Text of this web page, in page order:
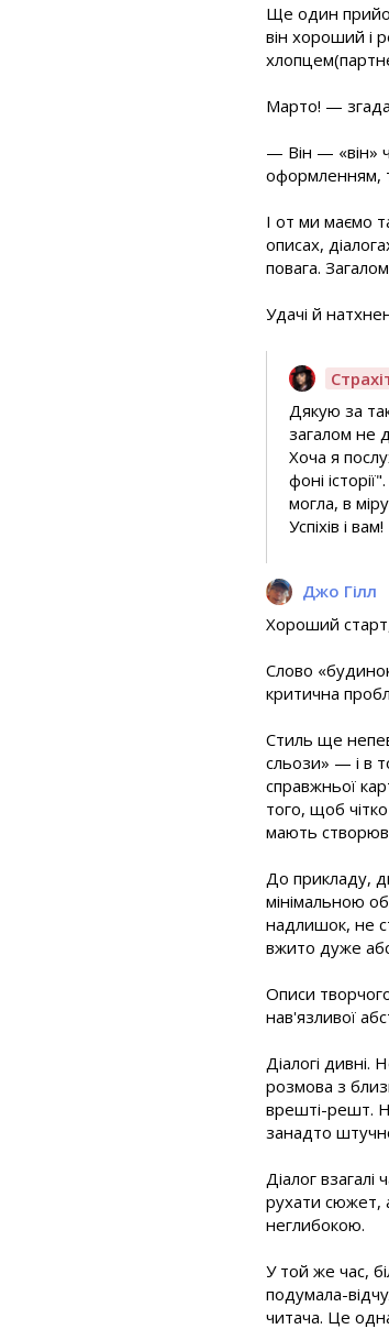
Ще один
він хороший і
Марто! —
— Він — «він»
оформленням,
І от ми маємо
описах,
повага.
Удачі й
Дякую за
загалом не
Хоча я
фоні
могла, в
Успіхів і вам!
Джо Гілл
Хороший старт,
Слово
критична
Стиль ще
сльози» — і в
справжньої
того, щоб
мають
До прикладу,
мінімальною
надлишок, не
вжито дуже
Описи
нав'язливої
Діалогі
розмова з
врешті-решт.
занадто
Діалог
рухати сюжет,
неглибокою.
У той же час,
подумала-
читача. Це